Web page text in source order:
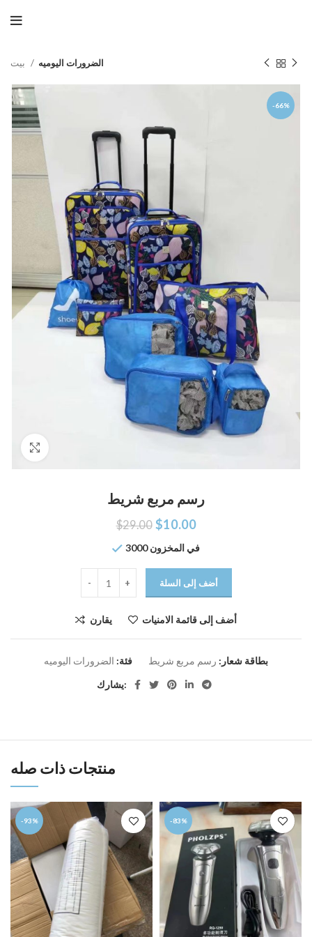
الضرورات اليوميه
-66%
رسم مربع شريط
$29.00 $10.00
3000 في المخزون
أضف إلى السلة
يقارن أضف إلى قائمة الامنيات
فئة: الضرورات اليوميه بطاقة شعار: رسم مربع شريط
يشارك:
منتجات ذات صله
-93% -83%